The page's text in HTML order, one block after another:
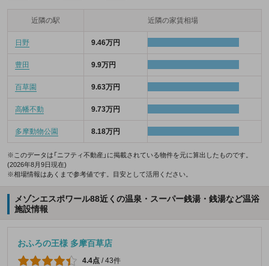
近隣の駅 近隣の家賃相場
日野 9.46万円
豊田 9.9万円
百草園 9.63万円
高幡不動 9.73万円
多摩動物公園 8.18万円
※このデータは「ニフティ不動産」に掲載されている物件を元に算出したものです。
(2026年8月9日現在)
※相場情報はあくまで参考値です。目安として活用ください。
メゾンエスポワール88近くの温泉・スーパー銭湯・銭湯など温浴
施設情報
おふろの王様 多摩百草店
4.4点 /43件